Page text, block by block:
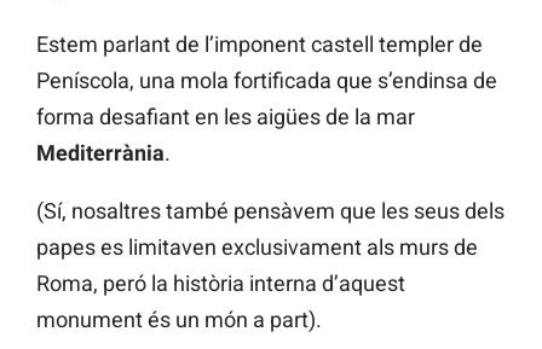
Estem parlant de l’imponent castell templer de
Peníscola, una mola fortificada que s’endinsa de
forma desafiant en les aigües de la mar
Mediterrània.
(Sí, nosaltres també pensàvem que les seus dels
papes es limitaven exclusivament als murs de
Roma, peró la història interna d’aquest
monument és un món a part).